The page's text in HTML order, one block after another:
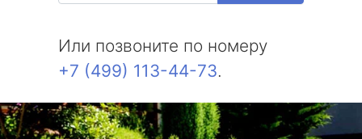
Или позвоните по номеру
+7 (499) 113-44-73.